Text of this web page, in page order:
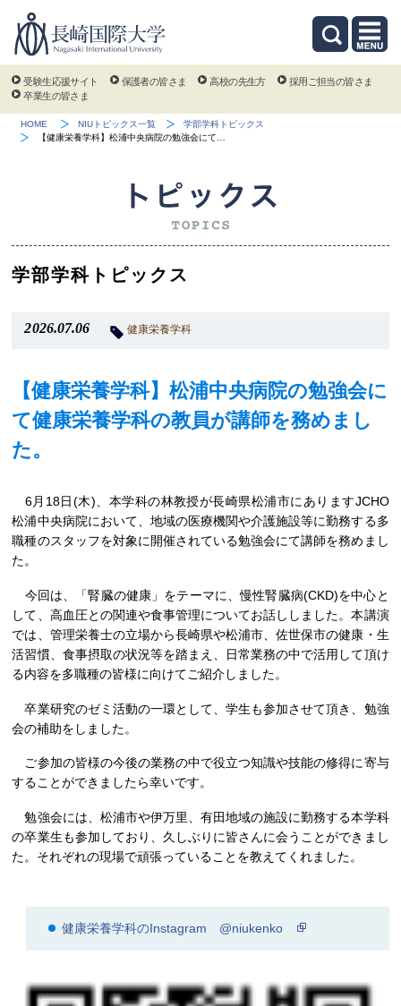
受験生応援サイト 保護者の皆さま 高校の先生方
採用ご担当の皆さま
卒業生の皆さま
HOME NIUトピックス一覧
学部学科トピックス
【健康栄養学科】松浦中央病院の勉強会にて…
学部学科トピックス
2026.07.06 健康栄養学科
【健康栄養学科】松浦中央病院の勉強会に
て健康栄養学科の教員が講師を務めまし
た。
6月18日(木)、本学科の林教授が長崎県松浦市にありますJCHO
松浦中央病院において、地域の医療機関や介護施設等に勤務する多
職種のスタッフを対象に開催されている勉強会にて講師を務めまし
た。
今回は、「腎臓の健康」をテーマに、慢性腎臓病(CKD)を中心と
して、高血圧との関連や食事管理についてお話ししました。本講演
では、管理栄養士の立場から長崎県や松浦市、佐世保市の健康・生
活習慣、食事摂取の状況等を踏まえ、日常業務の中で活用して頂け
る内容を多職種の皆様に向けてご紹介しました。
卒業研究のゼミ活動の一環として、学生も参加させて頂き、勉強
会の補助をしました。
ご参加の皆様の今後の業務の中で役立つ知識や技能の修得に寄与
することができましたら幸いです。
勉強会には、松浦市や伊万里、有田地域の施設に勤務する本学科
の卒業生も参加しており、久しぶりに皆さんに会うことができまし
た。それぞれの現場で頑張っていることを教えてくれました。
健康栄養学科のInstagram @niukenko